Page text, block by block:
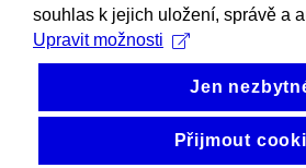
souhlas k jejich uložení, správě a
Upravit možnosti
Jen
Přijmout